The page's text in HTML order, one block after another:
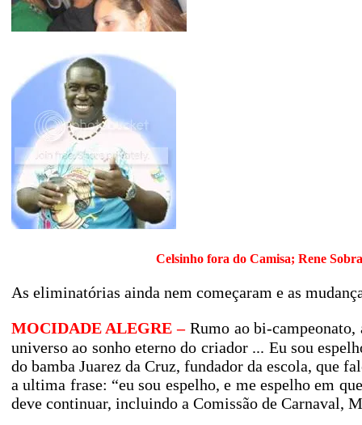
Celsinho fora do Camisa; Rene
As eliminatórias ainda nem começaram e as
MOCIDADE ALEGRE – Rumo ao bi-
universo ao sonho eterno do criador ... Eu sou
do bamba Juarez da Cruz, fundador da escola, que
a ultima frase: “eu sou espelho, e me espelho em
deve continuar, incluindo a Comissão de Carnaval,